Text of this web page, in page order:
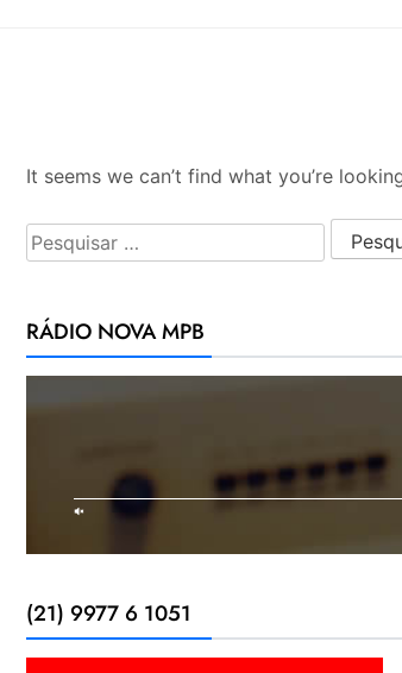
It seems we can’t find what you’re
Pesquisar por:
RÁDIO NOVA MPB
(21) 9977 6 1051